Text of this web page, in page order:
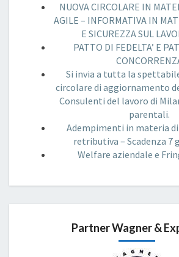
NUOVA CIRCOLARE IN
AGILE – INFORMATIVA IN
E SICUREZZA SUL
PATTO DI FEDELTA’ E
Si invia a tutta la
circolare di aggiornamento
Consulenti del lavoro di
parentali.
Adempimenti in materia
retributiva – Scadenza 7
Welfare aziendale e
Partner Wagner &